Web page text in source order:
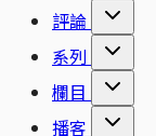
評論
系列
欄目
播客